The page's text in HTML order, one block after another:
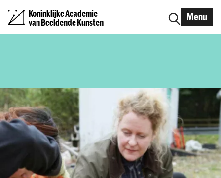
Koninklijke Academie
van Beeldende Kunsten
Menu